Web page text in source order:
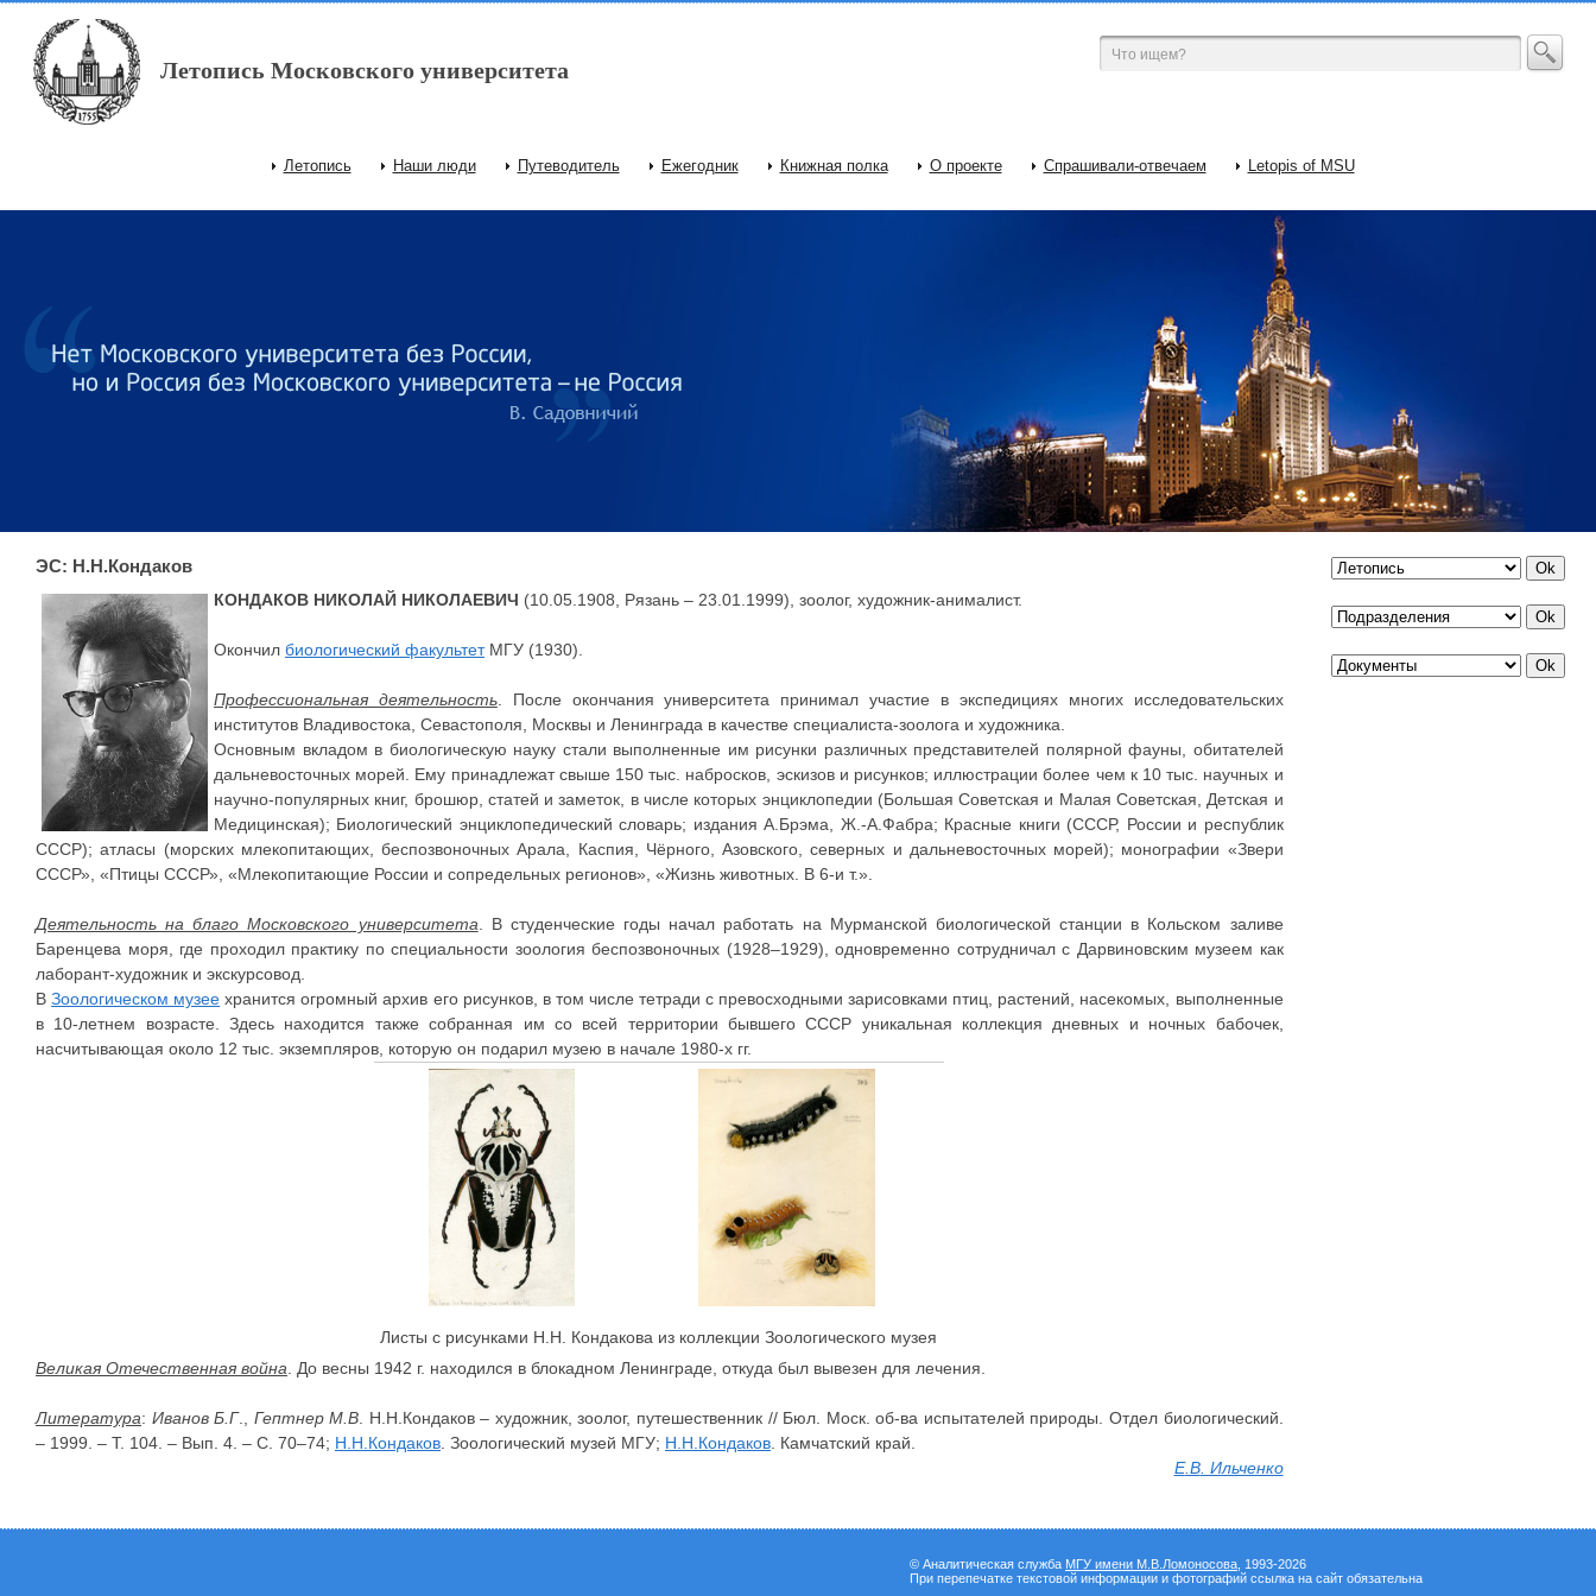
Перейти к основному содержанию
Летопись Московского университета
Главное меню
Летопись Наши люди Путеводитель Ежегодник Книжная полка О проекте Спрашивали-отвечаем Letopis of MSU
ЭС: Н.Н.Кондаков
КОНДАКОВ НИКОЛАЙ НИКОЛАЕВИЧ (10.05.1908, Рязань – 23.01.1999), зоолог, художник-анималист.
Окончил биологический факультетМГУ (1930).
Профессиональная деятельность. После окончания университета принимал участие в экспедициях многих исследовательских
институтов Владивостока, Севастополя, Москвы и Ленинграда в качестве специалиста-зоолога и художника.
Основным вкладом в биологическую науку стали выполненные им рисунки различных представителей полярной фауны, обитателей
дальневосточных морей. Ему принадлежат свыше 150 тыс. набросков, эскизов и рисунков; иллюстрации более чем к 10 тыс. научных и
научно-популярных книг, брошюр, статей и заметок, в числе которых энциклопедии (Большая Советская и Малая Советская, Детская и
Медицинская); Биологический энциклопедический словарь; издания А.Брэма, Ж.-А.Фабра; Красные книги (СССР, России и республик
СССР); атласы (морских млекопитающих, беспозвоночных Арала, Каспия, Чёрного, Азовского, северных и дальневосточных морей); монографии «Звери
СССР», «Птицы СССР», «Млекопитающие России и сопредельных регионов», «Жизнь животных. В 6-и т.».
Деятельность на благо Московского университета . В студенческие годы начал работать на Мурманской биологической станции в Кольском заливе
Баренцева моря, где проходил практику по специальности зоология беспозвоночных (1928–1929), одновременно сотрудничал с Дарвиновским музеем как
лаборант-художник и экскурсовод.
ВЗоологическом музее хранится огромный архив его рисунков, в том числе тетради с превосходными зарисовками птиц, растений, насекомых, выполненные
в 10-летнем возрасте. Здесь находится также собранная им со всей территории бывшего СССР уникальная коллекция дневных и ночных бабочек,
насчитывающая около 12 тыс. экземпляров, которую он подарил музею в начале 1980-х гг.
Листы с рисунками Н.Н. Кондакова из коллекции Зоологического музея
Великая Отечественная война . До весны 1942 г. находился в блокадном Ленинграде, откуда был вывезен для лечения.
Литература: Иванов Б.Г., Гептнер М.В . Н.Н.Кондаков – художник, зоолог, путешественник // Бюл. Моск. об-ва испытателей природы. Отдел биологический.
– 1999. – Т. 104. – Вып. 4. – С. 70–74; Н.Н.Кондаков . Зоологический музей МГУ; Н.Н.Кондаков . Камчатский край.
Е.В. Ильченко
© Аналитическая служба МГУ имени М.В.Ломоносова , 1993-2026
При перепечатке текстовой информации и фотографий ссылка на сайт обязательна